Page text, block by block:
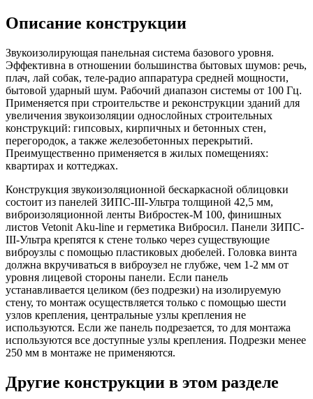
Описание конструкции
Звукоизолирующая панельная система базового уровня.
Эффективна в отношении большинства бытовых шумов: речь,
плач, лай собак, теле-радио аппаратура средней мощности,
бытовой ударный шум. Рабочий диапазон системы от 100 Гц.
Применяется при строительстве и реконструкции зданий для
увеличения звукоизоляции однослойных строительных
конструкций: гипсовых, кирпичных и бетонных стен,
перегородок, а также железобетонных перекрытий.
Преимущественно применяется в жилых помещениях:
квартирах и коттеджах.
Конструкция звукоизоляционной бескаркасной облицовки
состоит из панелей ЗИПС-III-Ультра толщиной 42,5 мм,
виброизоляционной ленты Вибростек-М 100, финишных
листов Vetonit Aku-line и герметика Вибросил. Панели ЗИПС-
III-Ультра крепятся к стене только через существующие
виброузлы с помощью пластиковых дюбелей. Головка винта
должна вкручиваться в виброузел не глубже, чем 1-2 мм от
уровня лицевой стороны панели. Если панель
устанавливается целиком (без подрезки) на изолируемую
стену, то монтаж осуществляется только с помощью шести
узлов крепления, центральные узлы крепления не
используются. Если же панель подрезается, то для монтажа
используются все доступные узлы крепления. Подрезки менее
250 мм в монтаже не применяются.
Другие конструкции в этом разделе